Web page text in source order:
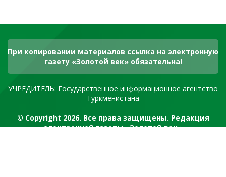
При копировании материалов ссылка на электронную
газету «Золотой век» обязательна!
УЧРЕДИТЕЛЬ: Государственное информационное агентство
Туркменистана
© Copyright 2026. Все права защищены. Редакция
электронной газеты «Золотой век»